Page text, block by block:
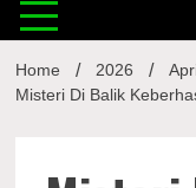
Home 2026
Misteri Di Balik